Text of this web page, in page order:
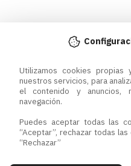
Utilizamos cookies
nuestros servicios, para
el contenido y anuncios,
navegación.
Puedes aceptar todas las
“Aceptar”, rechazar todas
“Rechazar”